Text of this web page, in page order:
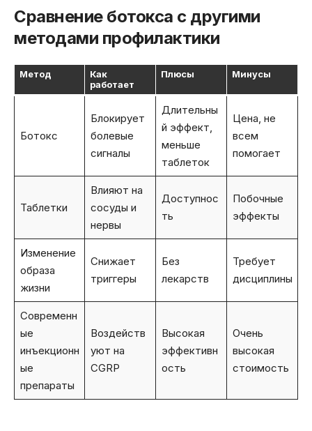
Сравнение ботокса с другими
методами профилактики
Метод
Как
работает
Плюсы Минусы
Ботокс
Блокирует
болевые
сигналы
Длительны
й эффект,
меньше
таблеток
Цена, не
всем
помогает
Таблетки
Влияют на
сосуды и
нервы
Доступнос
ть
Побочные
эффекты
Изменение
образа
жизни
Снижает
триггеры
Без
лекарств
Требует
дисциплины
Современн
ые
инъекционн
ые
препараты
Воздейств
уют на
CGRP
Высокая
эффективн
ость
Очень
высокая
стоимость